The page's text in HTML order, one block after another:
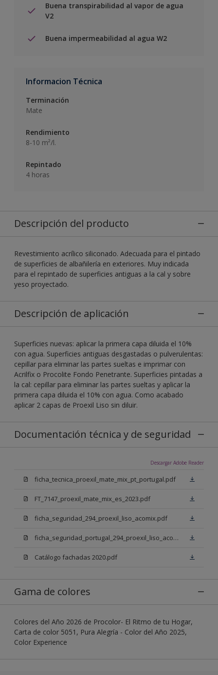
Buena transpirabilidad al vapor de agua
V2
Buena impermeabilidad al agua W2
Informacion Técnica
Terminación
Mate
Rendimiento
8-10 m²/l.
Repintado
4 horas
Descripción del producto
Revestimiento acrílico siliconado. Adecuada para el pintado
de superficies de albañilería en exteriores. Muy indicada
para el repintado de superficies antiguas a la cal y sobre
yeso proyectado.
Descripción de aplicación
Superficies nuevas: aplicar la primera capa diluida el 10%
con agua. Superficies antiguas desgastadas o pulverulentas:
cepillar para eliminar las partes sueltas e imprimar con
Acrilfix o Procolite Fondo Penetrante. Superficies pintadas a
la cal: cepillar para eliminar las partes sueltas y aplicar la
primera capa diluida el 10% con agua. Como acabado
aplicar 2 capas de Proexil Liso sin diluir.
Documentación técnica y de seguridad
Descargar Adobe Reader
ficha_tecnica_proexil_mate_mix_pt_portugal.pdf
FT_7147_proexil_mate_mix_es_2023.pdf
ficha_seguridad_294_proexil_liso_acomix.pdf
ficha_seguridad_portugal_294_proexil_liso_acomix.pdf
Catálogo fachadas 2020.pdf
Gama de colores
Colores del Año 2026 de Procolor- El Ritmo de tu Hogar,
Carta de color 5051, Pura Alegría - Color del Año 2025,
Color Experience